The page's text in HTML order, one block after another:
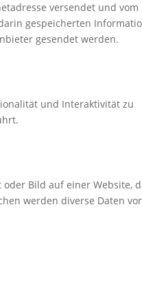
versendet und vom
gespeicherten
gesendet werden.
und Interaktivität zu
Bild auf einer Website,
werden diverse Daten